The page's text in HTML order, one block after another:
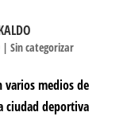
| Sin categorizar
varios medios de
ciudad deportiva